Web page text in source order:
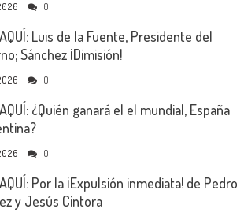
0
Luis de la Fuente, Presidente del
Sánchez ¡Dimisión!
0
¿Quién ganará el el mundial, España
0
Por la ¡Expulsión inmediata! de Pedro
y Jesús Cintora